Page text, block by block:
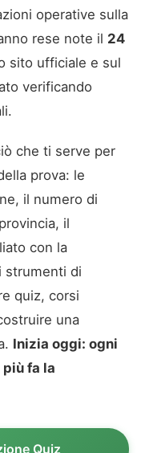
operative sulla
rese note il 24
sito ufficiale e sul
verificando
che ti serve per
prova: le
il numero di
il
con la
strumenti di
quiz, corsi
una
Inizia oggi: ogni
fa la
Quiz